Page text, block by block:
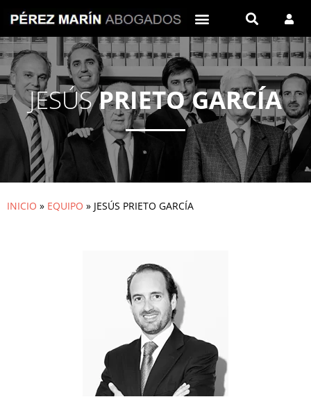
JESÚSPRIETO GARCÍA
INICIO » EQUIPO » JESÚS PRIETO GARCÍA